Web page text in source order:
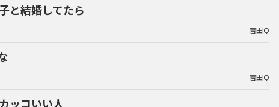
と結婚してたら
吉田Ｑ
吉田Ｑ
ッコいい人